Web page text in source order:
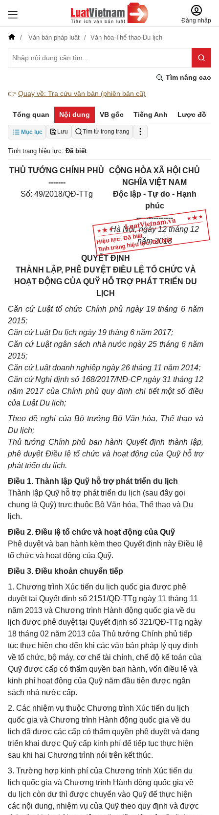
Đăng nhập
Văn bản pháp luật Văn hóa-Thể thao-Du lịch
Tìm nâng cao
👉 Quay về: Tra cứu văn bản (phiên bản cũ)
Tổng quan Nội dung VB gốc Tiếng Anh Lược đồ
Mục lục Lưu Tìm từ trong trang
Tình trạng hiệu lực: Đã biết
Hiệu lực: Đã biết
Tình trạng hiệu lực: Đã biết
THỦ TƯỚNG CHÍNH PHỦ
-------
Số: 49/2018/QĐ-TTg
CỘNG HÒA XÃ HỘI CHỦ
NGHĨA VIỆT NAM
Độc lập - Tự do - Hạnh
phúc
---------------
Hà Nội, ngày12tháng 12
năm 2018
QUYẾT ĐỊNH
THÀNH LẬP, PHÊ DUYỆT ĐIỀU LỆ TỔ CHỨC VÀ
HOẠT ĐỘNG CỦA QUỸ HỖ TRỢ PHÁT TRIỂN DU
LỊCH
Căn cứ Luật tổ chức Chính phủ ngày 19 tháng 6 năm
2015;
Căn cứ Luật Du lịch ngày 19 tháng 6 năm 2017;
Căn cứ Luật ngân sách nhà nước ngày 25 tháng 6 năm
2015;
Căn cứ Luật doanh nghiệp ngày 26 tháng 11 năm 2014;
Căn cứ Nghị định số 168/2017/NĐ-CP ngày 31 tháng 12
năm 2017 của Chính phủ quy định chi tiết một số điều
của Luật Du lịch;
Theo đề nghị của Bộ trưởng Bộ Văn hóa, Thể thao và
Du lịch;
Thủ tướng Chính phủ ban hành Quyết định thành lập,
phê duyệt Điều lệ tổ chức và hoạt động của Quỹ hỗ trợ
phát triển du lịch.
Điều 1. Thành lập Quỹ hỗ trợ phát triển du lịch
Thành lập Quỹ hỗ trợ phát triển du lịch (sau đây gọi
chung là Quỹ) trực thuộc Bộ Văn hóa, Thể thao và Du
lịch.
Điều 2. Điều lệ tổ chức và hoạt động của Quỹ
Phê duyệt và ban hành kèm theo Quyết định này Điều lệ
tổ chức và hoạt động của Quỹ.
Điều 3. Điều khoản chuyển tiếp
1. Chương trình Xúc tiến du lịch quốc gia được phê
duyệt tại Quyết định số 2151/QĐ-TTg ngày 11 tháng 11
năm 2013 và Chương trình Hành động quốc gia về du
lịch được phê duyệt tại Quyết định số 321/QĐ-TTg ngày
18 tháng 02 năm 2013 của Thủ tướng Chính phủ tiếp
tục thực hiện cho đến khi các văn bản pháp lý quy định
về tổ chức, bộ máy, cơ chế tài chính, chế độ kế toán của
Quỹ được cấp có thẩm quyền ban hành, vốn điều lệ và
kinh phí hoạt động của Quỹ năm đầu tiên được ngân
sách nhà nước cấp.
2. Các nhiệm vụ thuộc Chương trình Xúc tiến du lịch
quốc gia và Chương trình Hành động quốc gia về du
lịch đã được các cấp có thẩm quyền phê duyệt và đang
triển khai được Quỹ cấp kinh phí để tiếp tục thực hiện
sau khi hai Chương trình nói trên kết thúc.
3. Trường hợp kinh phí của Chương trình Xúc tiến du
lịch quốc gia và Chương trình Hành động quốc gia về
du lịch còn dư thì được chuyển vào Quỹ để thực hiện
các nội dung, nhiệm vụ của Quỹ theo quy định và được